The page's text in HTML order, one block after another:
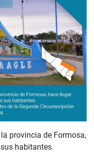
provincia de Formosa,
habitantes.